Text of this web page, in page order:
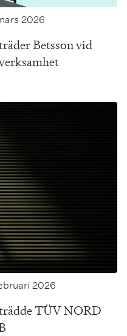
2026
Betsson vid
2026
TÜV NORD